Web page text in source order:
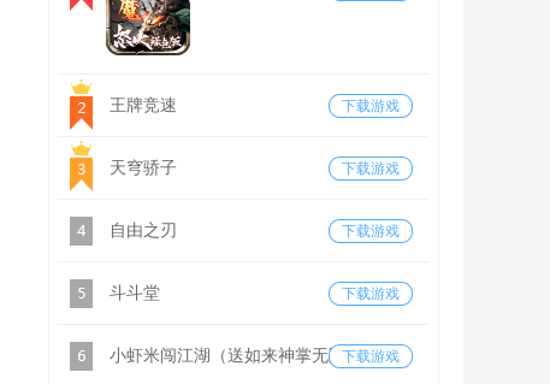
王牌竞速 下载游戏
天穹骄子 下载游戏
自由之刃 下载游戏
斗斗堂 下载游戏
小虾米闯江湖（送如来神掌无限充）
下载游戏